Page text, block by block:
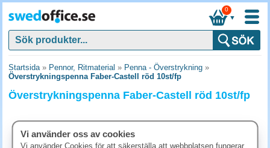
▼
0
Startsida» Pennor, Ritmaterial » Penna - Överstrykning »
Överstrykningspenna Faber-Castell röd 10st/fp
Överstrykningspenna Faber-Castell röd 10st/fp
Vi använder oss av cookies
Vi använder Cookies för att säkerställa att webbplatsen fungerar